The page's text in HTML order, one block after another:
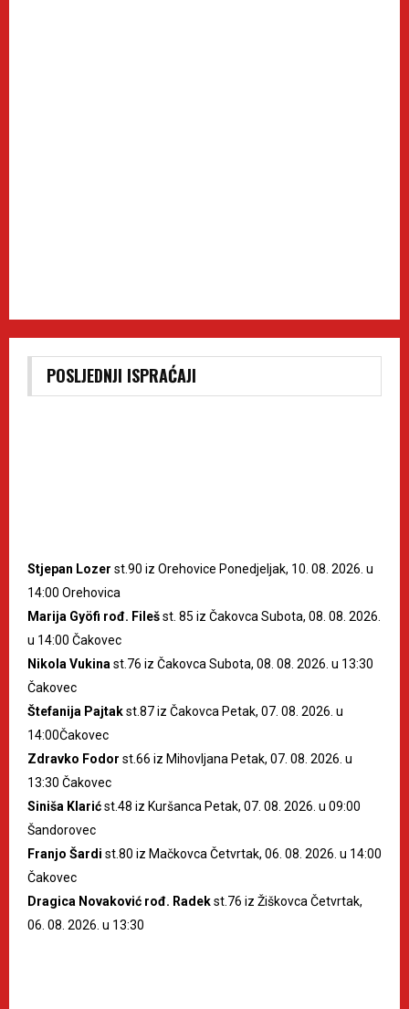
POSLJEDNJI ISPRAĆAJI
Stjepan Lozer st.90 iz Orehovice Ponedjeljak, 10. 08. 2026. u
14:00 Orehovica
Marija Gyöfi rođ. Filešst. 85 iz Čakovca Subota, 08. 08. 2026.
u 14:00 Čakovec
Nikola Vukinast.76 iz Čakovca Subota, 08. 08. 2026. u 13:30
Čakovec
Štefanija Pajtakst.87 iz Čakovca Petak, 07. 08. 2026. u
14:00Čakovec
Zdravko Fodor st.66 iz Mihovljana Petak, 07. 08. 2026. u
13:30 Čakovec
Siniša Klarićst.48 iz Kuršanca Petak, 07. 08. 2026. u 09:00
Šandorovec
Franjo Šardi st.80 iz Mačkovca Četvrtak, 06. 08. 2026. u 14:00
Čakovec
Dragica Novaković rođ. Radekst.76 iz Žiškovca Četvrtak,
06. 08. 2026. u 13:30